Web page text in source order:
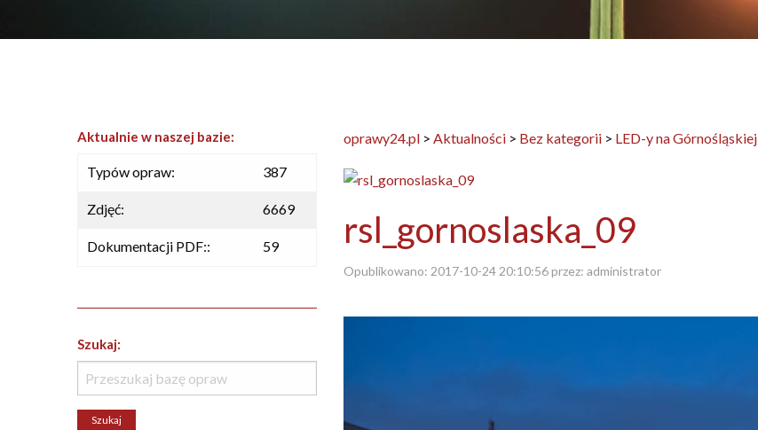
oprawy24.pl > Aktualności > Bez kategorii > LED-y na Górnośląskiej
rsl_gornoslaska_09
Opublikowano: 2017-10-24 20:10:56przez: administrator
Aktualnie w naszej bazie:
Typów opraw: 387
Zdjęć: 6669
Dokumentacji PDF:: 59
Szukaj: